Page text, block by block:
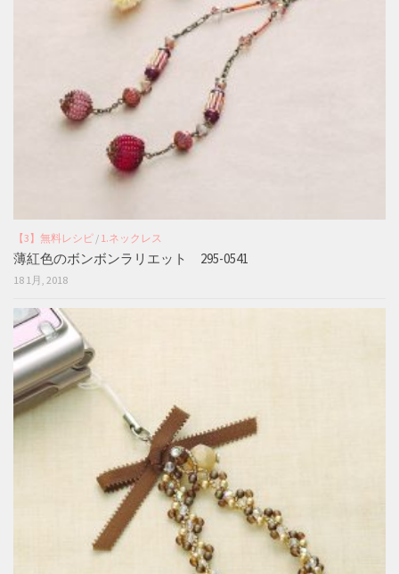
【3】無料レシピ / 1.ネックレス
薄紅色のボンボンラリエット 295-0541
18 1月, 2018